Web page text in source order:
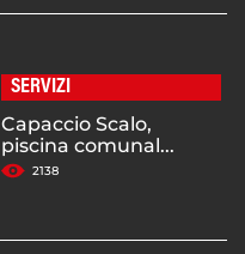
SERVIZI
Capaccio Scalo,
piscina comunal...
2138